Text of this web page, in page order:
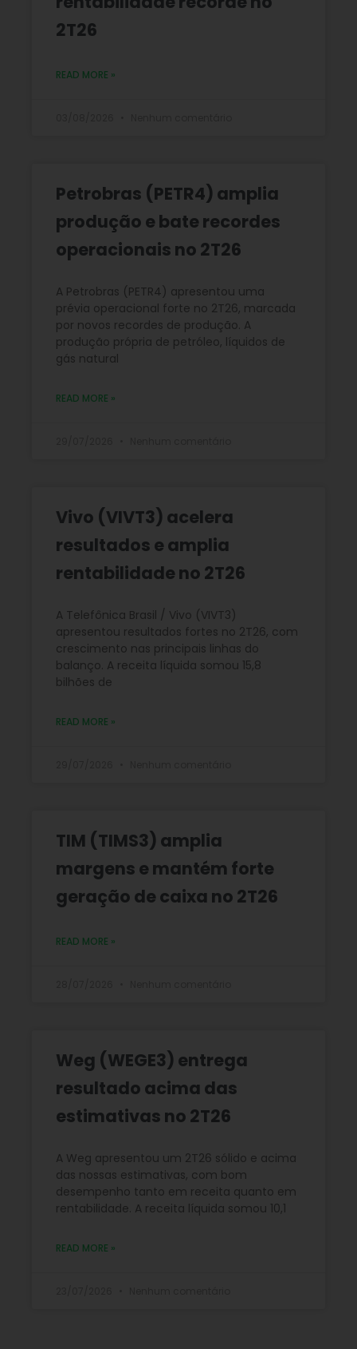
2T26
READ MORE »
Petrobras (PETR4) amplia
produção e bate recordes
operacionais no 2T26
A Petrobras (PETR4) apresentou uma
prévia operacional forte no 2T26, marcada
por novos recordes de produção. A
produção própria de petróleo, líquidos de
gás natural
READ MORE »
Vivo (VIVT3) acelera
resultados e amplia
rentabilidade no 2T26
A Telefônica Brasil / Vivo (VIVT3)
apresentou resultados fortes no 2T26, com
crescimento nas principais linhas do
balanço. A receita líquida somou 15,8
bilhões de
READ MORE »
TIM (TIMS3) amplia
margens e mantém forte
geração de caixa no 2T26
READ MORE »
Weg (WEGE3) entrega
resultado acima das
estimativas no 2T26
A Weg apresentou um 2T26 sólido e acima
das nossas estimativas, com bom
desempenho tanto em receita quanto em
rentabilidade. A receita líquida somou 10,1
READ MORE »